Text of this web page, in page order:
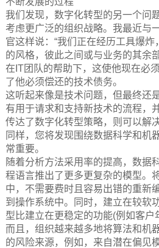
我们发现，数字化转型的另一个问
考虑更广泛的组织战略。我最近与
官这样说：“我们正在经历工具爆
的风格，彼此之间或与业务的其余
在IT团队的帮助下，这使他现在必
了他必须偿还的技术债务。
这听起来像是技术问题，但最终还
有用于请求和支持新技术的流程，
传达了数字化转型策略，则可以解
同样，您将发现围绕数据科学和机
常重要。
随着分析方法采用率的提高，数据
程语言推出了更多更复杂的模型。
中，不需要费时且容易出错的重新
到操作系统中。同时，建立在较软
型比建立在更稳定的功能(例如客户
而且，组织越来越多地将算法和机
的风险来源，例如，来自潜在偏见